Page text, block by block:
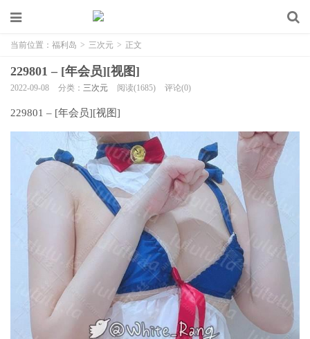
当前位置： 福利岛 > 三次元 > 正文
229801 – [年会员][视图]
2022-09-08 分类： 三次元 阅读(1685) 评论(0)
229801 – [年会员][视图]